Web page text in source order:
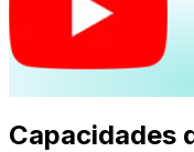
Capacidades